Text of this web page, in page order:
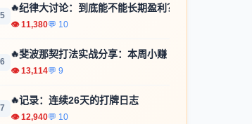
5
🔥纪律大讨论：到底能不能长期盈利？
👁 11,380💬 10
6
🔥斐波那契打法实战分享：本周小赚
👁 13,114💬 9
7
🔥记录：连续26天的打牌日志
👁 12,940💬 10